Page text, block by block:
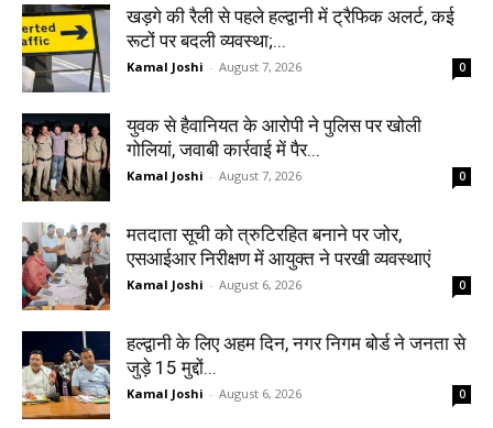
खड़गे की रैली से पहले हल्द्वानी में ट्रैफिक अलर्ट, कई
रूटों पर बदली व्यवस्था;...
Kamal Joshi - August 7, 2026 0
युवक से हैवानियत के आरोपी ने पुलिस पर खोली
गोलियां, जवाबी कार्रवाई में पैर...
Kamal Joshi - August 7, 2026 0
मतदाता सूची को त्रुटिरहित बनाने पर जोर,
एसआईआर निरीक्षण में आयुक्त ने परखी व्यवस्थाएं
Kamal Joshi - August 6, 2026 0
हल्द्वानी के लिए अहम दिन, नगर निगम बोर्ड ने जनता से
जुड़े 15 मुद्दों...
Kamal Joshi - August 6, 2026 0